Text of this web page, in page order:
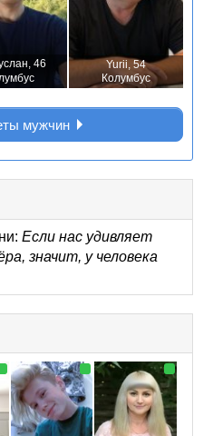
, 46
Yurii, 54
Колумбус
мужчин
Если нас удивляет
значит, у человека